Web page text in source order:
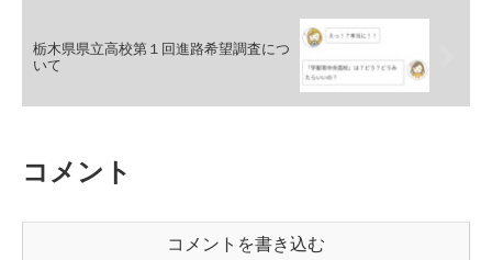
栃木県県立高校第１回進路希望調査につ
いて
コメント
コメントを書き込む